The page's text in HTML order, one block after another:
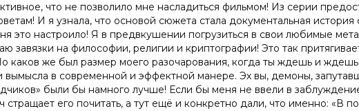
что не позволило мне насладиться фильмом! Из серии
И я узнала, что основой сюжета стала документальная
это настроило! Я в предвкушении погрузиться в свои любимые
завязки на философии, религии и криптографии! Это так
каков же был размер моего разочарования, когда ты ждешь и
в современной и эффектной манере. Эх вы, демоны,
были бы намного лучше! Если бы меня не ввели в
его почитать, а тут ещё и конкретно дали, что именно: «В